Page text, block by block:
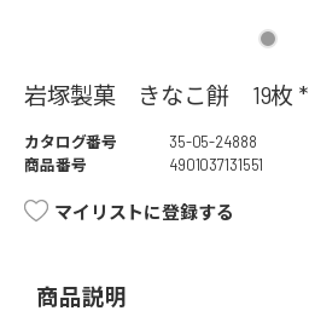
岩塚製菓 きなこ餅 19枚 *
カタログ番号
35-05-24888
商品番号
4901037131551
マイリストに登録する
商品説明